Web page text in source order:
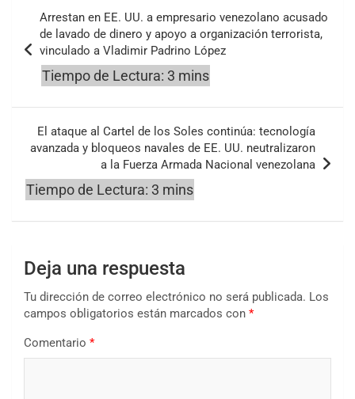
entradas
Arrestan en EE. UU. a empresario venezolano acusado
de lavado de dinero y apoyo a organización terrorista,
vinculado a Vladimir Padrino López
El ataque al Cartel de los Soles continúa: tecnología
avanzada y bloqueos navales de EE. UU. neutralizaron
a la Fuerza Armada Nacional venezolana
Deja una respuesta
Tu dirección de correo electrónico no será publicada. Los
campos obligatorios están marcados con *
Comentario *